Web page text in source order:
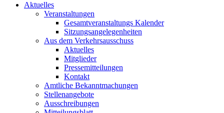
Aktuelles
Veranstaltungen
Gesamtveranstaltungs Kalender
Sitzungsangelegenheiten
Aus dem Verkehrsausschuss
Aktuelles
Mitglieder
Pressemitteilungen
Kontakt
Amtliche Bekanntmachungen
Stellenangebote
Ausschreibungen